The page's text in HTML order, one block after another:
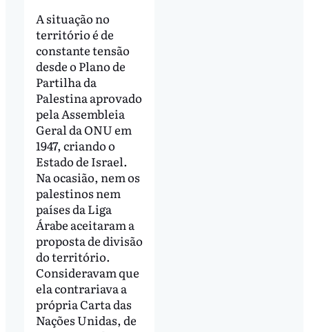
A situação no
território é de
constante tensão
desde o Plano de
Partilha da
Palestina aprovado
pela Assembleia
Geral da ONU em
1947, criando o
Estado de Israel.
Na ocasião, nem os
palestinos nem
países da Liga
Árabe aceitaram a
proposta de divisão
do território.
Consideravam que
ela contrariava a
própria Carta das
Nações Unidas, de